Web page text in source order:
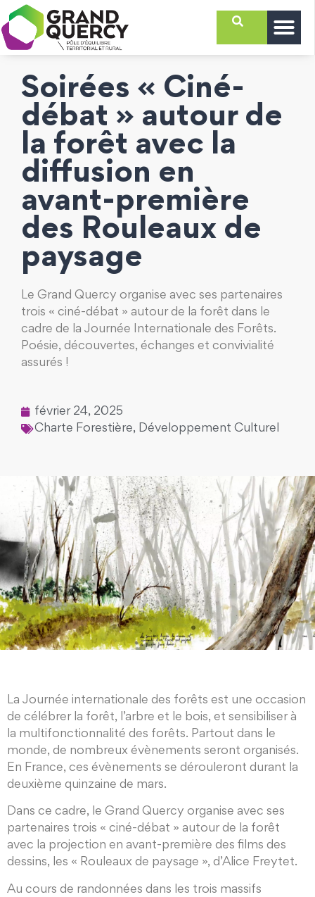
Soirées « Ciné-
débat » autour de
la forêt avec la
diffusion en
avant-première
des Rouleaux de
paysage
Le Grand Quercy organise avec ses partenaires
trois « ciné-débat » autour de la forêt dans le
cadre de la Journée Internationale des Forêts.
Poésie, découvertes, échanges et convivialité
assurés !
février 24, 2025
Charte Forestière, Développement Culturel
La Journée internationale des forêts est une occasion
de célébrer la forêt, l’arbre et le bois, et sensibiliser à
la multifonctionnalité des forêts. Partout dans le
monde, de nombreux évènements seront organisés.
En France, ces évènements se dérouleront durant la
deuxième quinzaine de mars.
Dans ce cadre, le Grand Quercy organise avec ses
partenaires trois « ciné-débat » autour de la forêt
avec la projection en avant-première des films des
dessins, les « Rouleaux de paysage », d’Alice Freytet.
Au cours de randonnées dans les trois massifs